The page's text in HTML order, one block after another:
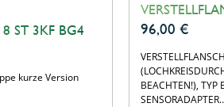
ST 3KF BG4
kurze Version
96,00 €
BEACHTEN!), TYP